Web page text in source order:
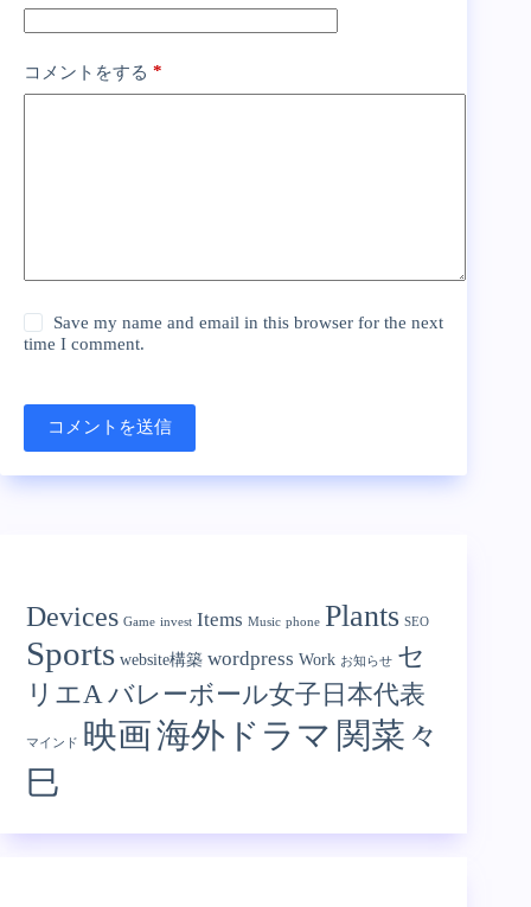
コメントをする *
Save my name and email in this browser for the next
time I comment.
コメントを送信
Devices Game invest Items Music phone Plants SEO
Sports website構築 wordpress Work お知らせ セ
リエAバレーボール女子日本代表
マインド 映画海外ドラマ 関菜々
巳